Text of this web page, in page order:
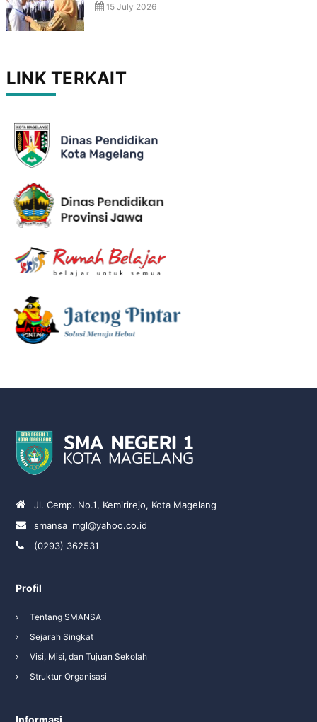
15 July 2026
LINK TERKAIT
Jl. Cemp. No.1, Kemirirejo, Kota Magelang
smansa_mgl@yahoo.co.id
(0293) 362531
Profil
Tentang SMANSA
Sejarah Singkat
Visi, Misi, dan Tujuan Sekolah
Struktur Organisasi